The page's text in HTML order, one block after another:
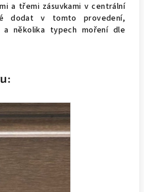
a třemi zásuvkami v centrální
dodat v tomto provedení,
a několika typech moření dle